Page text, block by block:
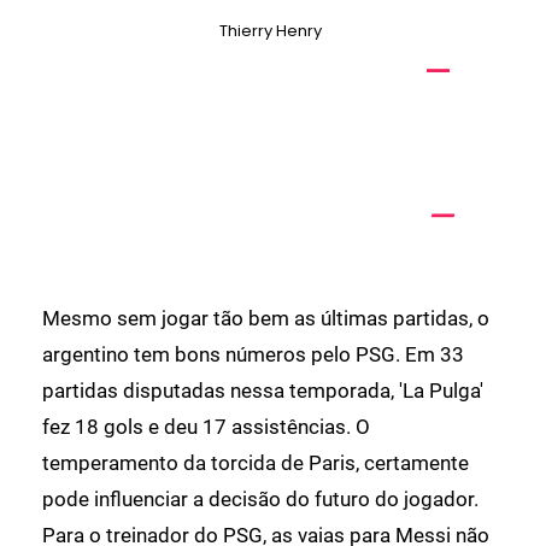
Thierry Henry
Mesmo sem jogar tão bem as últimas partidas, o
argentino tem bons números pelo PSG. Em 33
partidas disputadas nessa temporada, 'La Pulga'
fez 18 gols e deu 17 assistências. O
temperamento da torcida de Paris, certamente
pode influenciar a decisão do futuro do jogador.
Para o treinador do PSG, as vaias para Messi não